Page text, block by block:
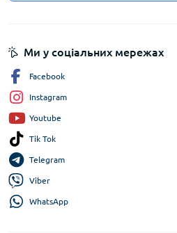
Ми у соціальних мережах
Facebook
Instagram
Youtube
Tik Tok
Telegram
Viber
WhatsApp